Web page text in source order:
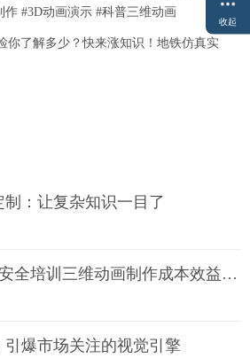
#3D动画演示 #科普三维动画
你了解多少？快来涨知识！地铁仿真实
：让复杂知识一目了
1分钟可能=1条命！安全培训三维动画制作成本效益深度拆解
爆市场关注的视觉引擎
收起